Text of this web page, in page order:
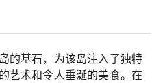
的基石，为该岛注入了独特
艺术和令人垂涎的美食。在